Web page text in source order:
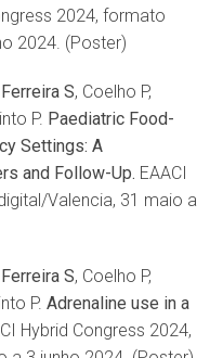
2024, formato
2024. (Poster)
S, Coelho P,
P. Paediatric Food-
Settings: A
and Follow-Up. EAACI
Valencia, 31 maio a
S, Coelho P,
P. Adrenaline use in a
Hybrid Congress 2024,